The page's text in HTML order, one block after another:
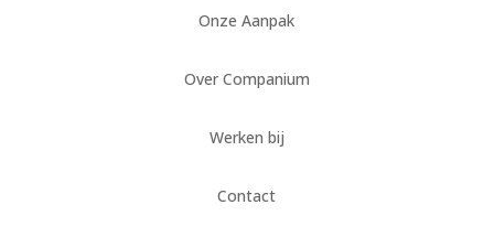
Onze Aanpak
Over Companium
Werken bij
Contact